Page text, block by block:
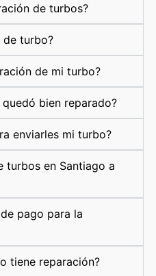
de turbos?
de turbo?
de mi turbo?
bien reparado?
enviarles mi turbo?
turbos en Santiago a
pago para la
tiene reparación?